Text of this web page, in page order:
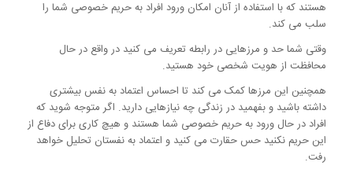
هستند که با استفاده از آنان امکان‌ ورود افراد به حریم خصوصی شما را
سلب می کند.
وقتی شما حد و مرزهایی در رابطه تعریف می کنید در واقع در حال
محافظت از هویت شخصی خود هستید.
همچنین این مرزها کمک می کند تا احساس اعتماد به نفس بیشتری
داشته باشید و بفهمید در زندگی چه نیازهایی دارید. اگر متوجه شوید که
افراد در حال ورود به حریم خصوصی شما هستند و هیچ کاری برای دفاع از
این حریم نکنید حس حقارت می کنید و اعتماد به نفستان تحلیل خواهد
رفت.